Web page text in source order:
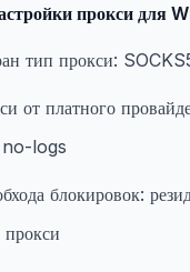
прокси для
тип прокси:
от платного
no-logs
блокировок: